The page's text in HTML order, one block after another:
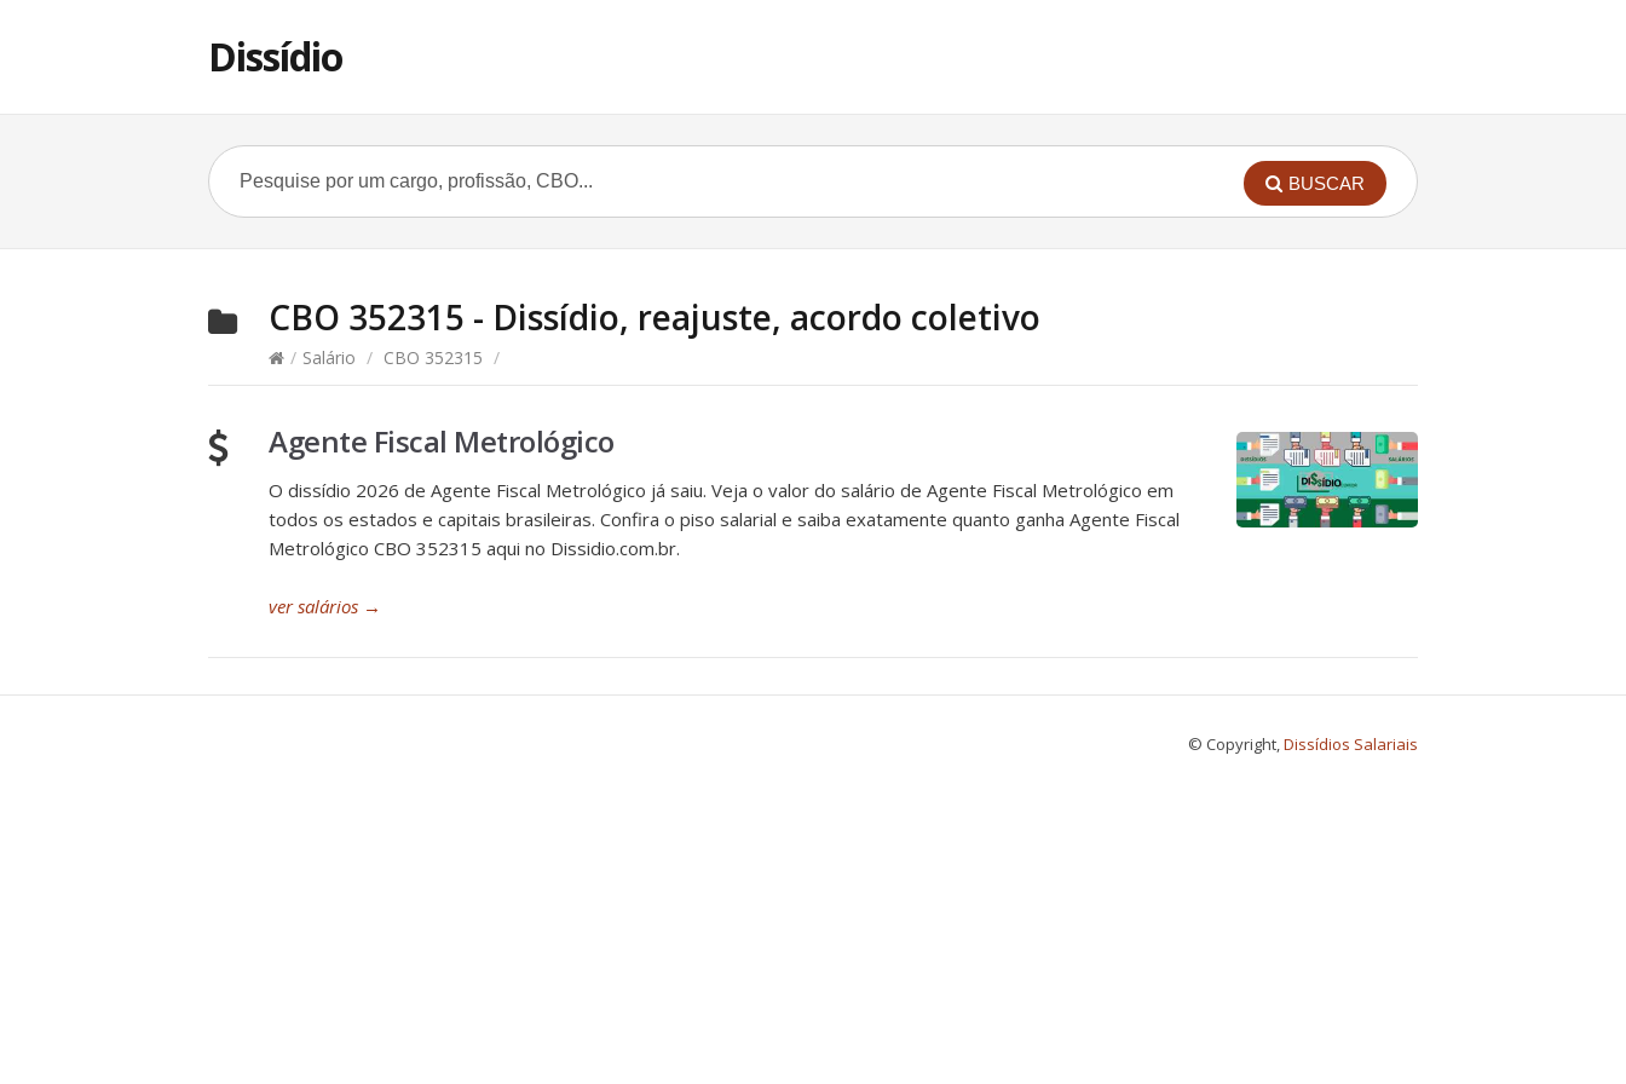
Dissídio
BUSCAR
CBO 352315 - Dissídio, reajuste, acordo coletivo
/ Salário / CBO 352315 /
Agente Fiscal Metrológico
O dissídio 2026 de Agente Fiscal Metrológico já saiu. Veja o valor do salário de Agente Fiscal Metrológico em
todos os estados e capitais brasileiras. Confira o piso salarial e saiba exatamente quanto ganha Agente Fiscal
Metrológico CBO 352315 aqui no Dissidio.com.br.
ver salários →
© Copyright,Dissídios Salariais